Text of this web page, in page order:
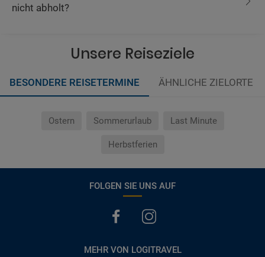
nicht abholt?
Unsere Reiseziele
BESONDERE REISETERMINE ÄHNLICHE ZIELORTE
Ostern Sommerurlaub Last Minute
Herbstferien
FOLGEN SIE UNS AUF
MEHR VON LOGITRAVEL